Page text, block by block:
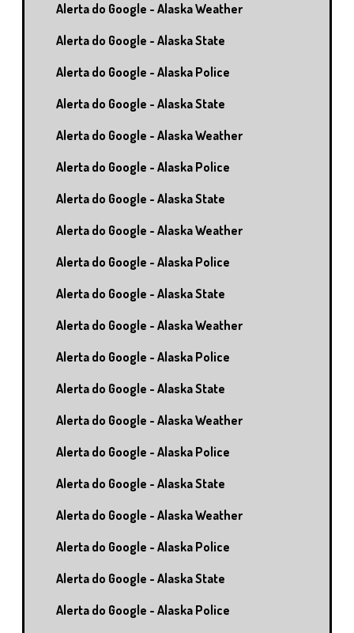
Alerta do Google - Alaska Weather
Alerta do Google - Alaska State
Alerta do Google - Alaska Police
Alerta do Google - Alaska State
Alerta do Google - Alaska Weather
Alerta do Google - Alaska Police
Alerta do Google - Alaska State
Alerta do Google - Alaska Weather
Alerta do Google - Alaska Police
Alerta do Google - Alaska State
Alerta do Google - Alaska Weather
Alerta do Google - Alaska Police
Alerta do Google - Alaska State
Alerta do Google - Alaska Weather
Alerta do Google - Alaska Police
Alerta do Google - Alaska State
Alerta do Google - Alaska Weather
Alerta do Google - Alaska Police
Alerta do Google - Alaska State
Alerta do Google - Alaska Police